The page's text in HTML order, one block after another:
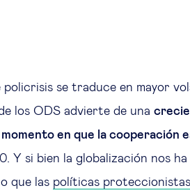
se traduce en mayor
los ODS advierte de una
en que la cooperación
Y si bien la globalización nos
que las políticas proteccionistas